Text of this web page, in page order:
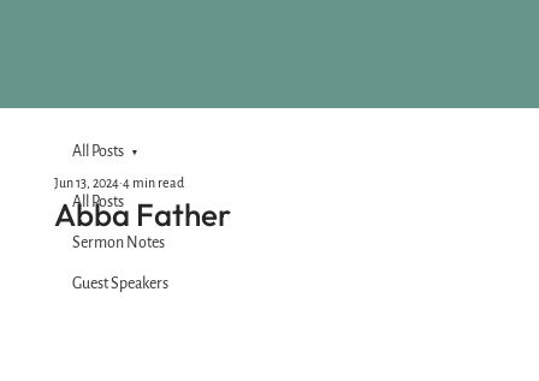
All Posts
Sermon Notes
Guest Speakers
All Posts
Abba Father
Jun 13, 2024 4 min read